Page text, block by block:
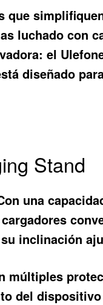
que
luchado con
el
diseñado
Stand
una
inclinación
múltiples
del